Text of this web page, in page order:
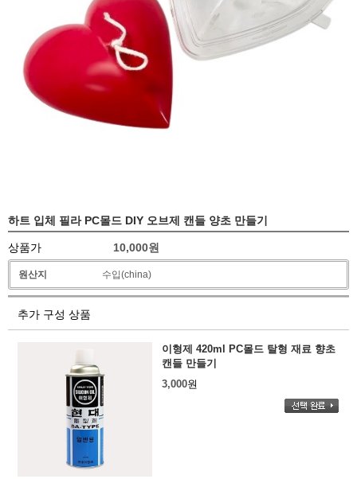
하트 입체 필라 PC몰드 DIY 오브제 캔들 양초 만들기
상품가 10,000원
원산지 수입(china)
추가 구성 상품
이형제 420ml PC몰드 탈형 재료 향초
캔들 만들기
3,000원